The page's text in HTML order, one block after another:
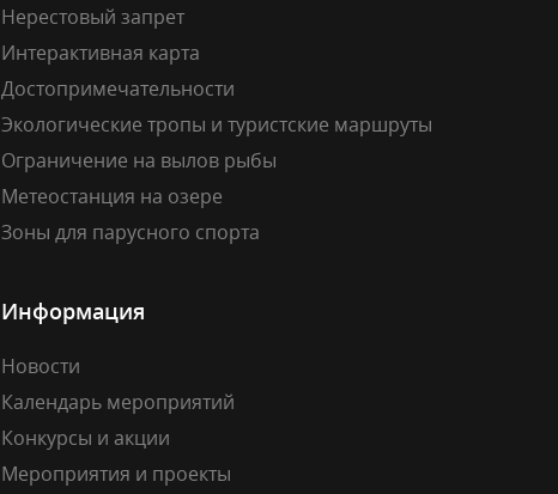
Нерестовый запрет
Интерактивная карта
Достопримечательности
Экологические тропы и туристские маршруты
Ограничение на вылов рыбы
Метеостанция на озере
Зоны для парусного спорта
Информация
Новости
Календарь мероприятий
Конкурсы и акции
Мероприятия и проекты